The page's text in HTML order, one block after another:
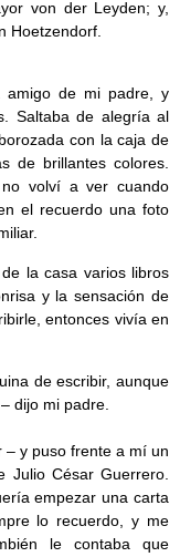
von der Leyden; y,
Hoetzendorf.
amigo de mi padre, y
Saltaba de alegría al
con la caja de
de brillantes colores.
volví a ver cuando
el recuerdo una foto
la casa varios libros
y la sensación de
entonces vivía en
de escribir, aunque
dijo mi padre.
– y puso frente a mí un
Julio César Guerrero.
empezar una carta
lo recuerdo, y me
le contaba que